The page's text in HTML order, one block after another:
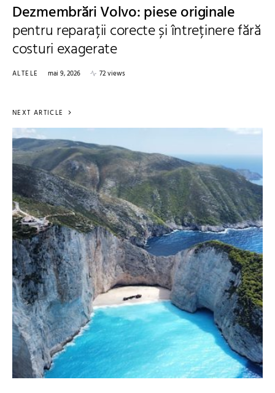
Dezmembrări Volvo: piese originale
pentru reparații corecte și întreținere fără
costuri exagerate
ALTELE mai 9, 2026 72 views
NEXT ARTICLE